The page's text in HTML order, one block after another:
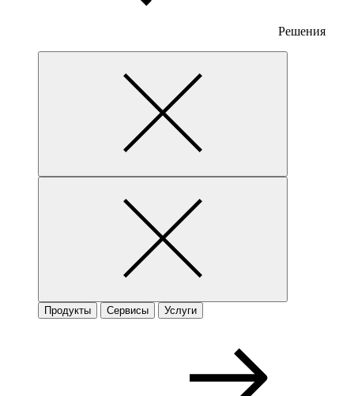
Решения
Продукты Сервисы Услуги